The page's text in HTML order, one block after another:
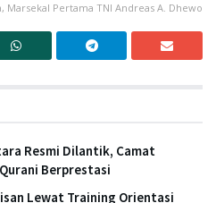
Marsekal Pertama TNI Andreas A. Dhewo
Resmi Dilantik, Camat
Berprestasi
Lewat Training Orientasi